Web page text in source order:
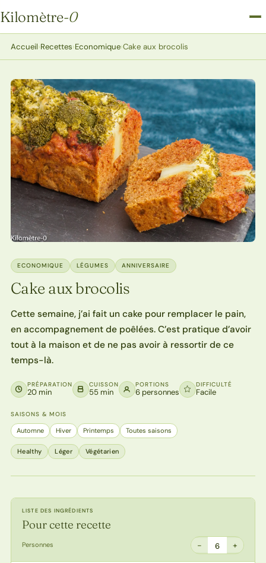
Kilomètre-0
Kilomètre-0
Accueil›Recettes›Economique›Cake aux brocolis
ECONOMIQUE LÉGUMES ANNIVERSAIRE
Cake aux brocolis
Cette semaine, j’ai fait un cake pour remplacer le pain,
en accompagnement de poêlées. C’est pratique d’avoir
tout à la maison et de ne pas avoir à ressortir de ce
temps-là.
PRÉPARATION
20 min
CUISSON
55 min
PORTIONS
6 personnes
DIFFICULTÉ
Facile
SAISONS & MOIS
Automne Hiver Printemps Toutes saisons
Healthy Léger Végétarien
LISTE DES INGRÉDIENTS
Pour cette recette
Personnes − 6 +